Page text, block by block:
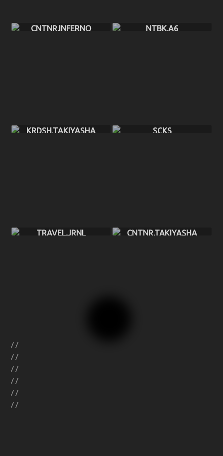
CNTNR.INFERNO NTBK.A6
KRDSH.TAKIYASHA SCKS
TRAVEL.JRNL CNTNR.TAKIYASHA
//
//
//
//
//
//